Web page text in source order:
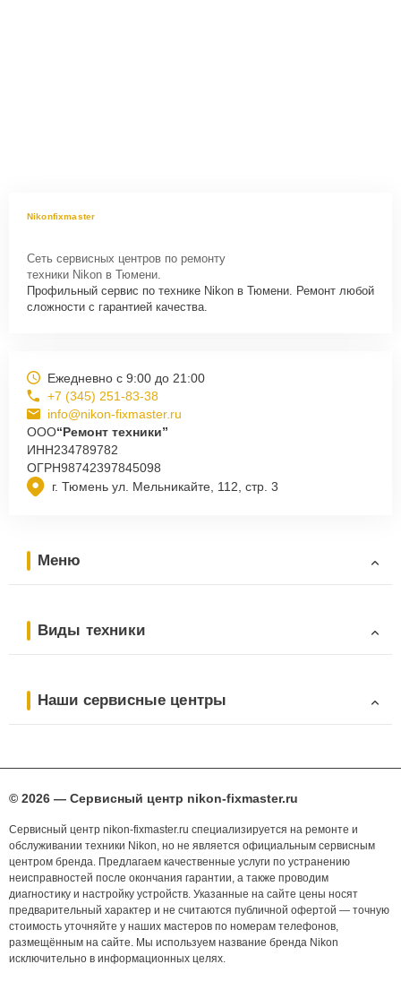
Nikonfixmaster
Сеть сервисных центров по ремонту
техники Nikon в Тюмени.
Профильный сервис по технике Nikon в Тюмени. Ремонт любой
сложности с гарантией качества.
г. Тюмень ул. Мельникайте, 112, стр. 3
Ежедневно с 9:00 до 21:00
+7 (345) 251-83-38
info@nikon-fixmaster.ru
ООО“Ремонт техники”
ИНН234789782
ОГРН98742397845098
Меню
Виды техники
Наши сервисные центры
© 2026 — Сервисный центр nikon-fixmaster.ru
Сервисный центр nikon-fixmaster.ru специализируется на ремонте и
обслуживании техники Nikon, но не является официальным сервисным
центром бренда. Предлагаем качественные услуги по устранению
неисправностей после окончания гарантии, а также проводим
диагностику и настройку устройств. Указанные на сайте цены носят
предварительный характер и не считаются публичной офертой — точную
стоимость уточняйте у наших мастеров по номерам телефонов,
размещённым на сайте. Мы используем название бренда Nikon
исключительно в информационных целях.